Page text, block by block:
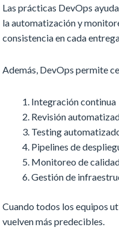
Las prácticas DevOps
la automatización y
consistencia en cada
Además, DevOps permite
Integración continua
Revisión
Testing
Pipelines de
Monitoreo de
Gestión de
Cuando todos los equipos
vuelven más predecibles.